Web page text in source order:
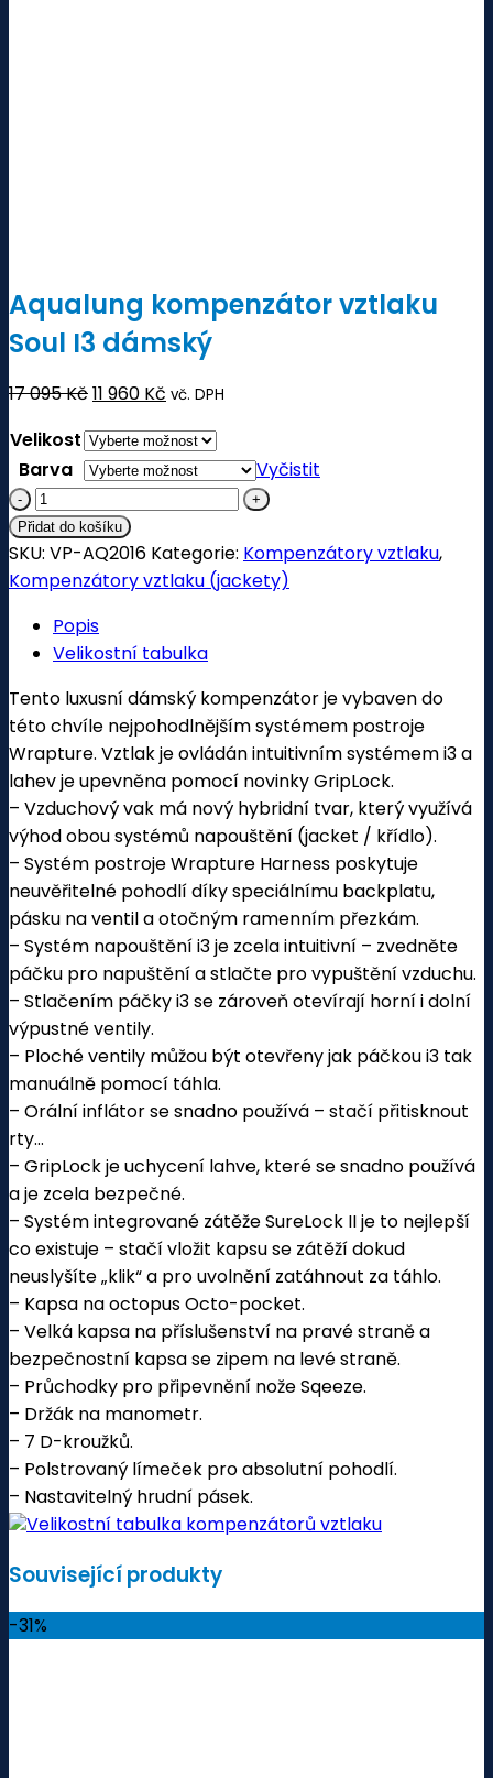
Aqualung kompenzátor vztlaku
Soul I3 dámský
17 095KčPůvodní
byla:
17 095 Kč.
11 960 Kč Aktuální
je:
11 960 Kč.
vč. DPH
Velikost
Barva
Vyčistit
Aqualung
kompenzátor
vztlaku
Soul
dámský
množství
Přidat do košíku
SKU: VP-AQ2016 Kategorie: Kompenzátory vztlaku,
Kompenzátory vztlaku (jackety)
Popis
Velikostní tabulka
Tento luxusní dámský kompenzátor je vybaven do
této chvíle nejpohodlnějším systémem postroje
Wrapture. Vztlak je ovládán intuitivním systémem i3 a
lahev je upevněna pomocí novinky GripLock.
– Vzduchový vak má nový hybridní tvar, který využívá
výhod obou systémů napouštění (jacket / křídlo).
– Systém postroje Wrapture Harness poskytuje
neuvěřitelné pohodlí díky speciálnímu backplatu,
pásku na ventil a otočným ramenním přezkám.
– Systém napouštění i3 je zcela intuitivní – zvedněte
páčku pro napuštění a stlačte pro vypuštění vzduchu.
– Stlačením páčky i3 se zároveň otevírají horní i dolní
výpustné ventily.
– Ploché ventily můžou být otevřeny jak páčkou i3 tak
manuálně pomocí táhla.
– Orální inflátor se snadno používá – stačí přitisknout
rty…
– GripLock je uchycení lahve, které se snadno používá
a je zcela bezpečné.
– Systém integrované zátěže SureLock II je to nejlepší
co existuje – stačí vložit kapsu se zátěží dokud
neuslyšíte „klik“ a pro uvolnění zatáhnout za táhlo.
– Kapsa na octopus Octo-pocket.
– Velká kapsa na příslušenství na pravé straně a
bezpečnostní kapsa se zipem na levé straně.
– Průchodky pro připevnění nože Sqeeze.
– Držák na manometr.
– 7 D-kroužků.
– Polstrovaný límeček pro absolutní pohodlí.
– Nastavitelný hrudní pásek.
Velikostní tabulka kompenzátorů vztlaku
Související produkty
-31%